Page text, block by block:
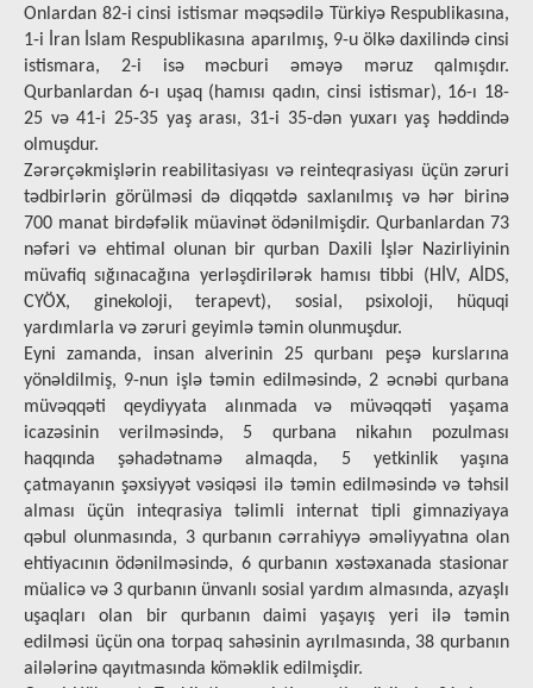
Onlardan 82-i cinsi istismar məqsədilə Türkiyə Respublikasına,
1-i İran İslam Respublikasına aparılmış, 9-u ölkə daxilində cinsi
istismara, 2-i isə məcburi əməyə məruz qalmışdır.
Qurbanlardan 6-ı uşaq (hamısı qadın, cinsi istismar), 16-ı 18-
25 və 41-i 25-35 yaş arası, 31-i 35-dən yuxarı yaş həddində
olmuşdur.
Zərərçəkmişlərin reabilitasiyası və reinteqrasiyası üçün zəruri
tədbirlərin görülməsi də diqqətdə saxlanılmış və hər birinə
700 manat birdəfəlik müavinət ödənilmişdir. Qurbanlardan 73
nəfəri və ehtimal olunan bir qurban Daxili İşlər Nazirliyinin
müvafiq sığınacağına yеrləşdirilərək hamısı tibbi (HİV, AİDS,
CYÖX, ginekoloji, terapevt), sosial, psixoloji, hüquqi
yardımlarla və zəruri geyimlə təmin olunmuşdur.
Eyni zamanda, insan alverinin 25 qurbanı pеşə kurslаrınа
yönəldilmiş, 9-nun işlə təmin еdilməsində, 2 əcnəbi qurbana
müvəqqəti qeydiyyata alınmada və müvəqqəti yaşama
icazəsinin verilməsində, 5 qurbana nikahın pozulması
haqqında şəhadətnamə almaqda, 5 yetkinlik yaşına
çatmayanın şəxsiyyət vəsiqəsi ilə təmin edilməsində və təhsil
alması üçün inteqrasiya təlimli internat tipli gimnaziyaya
qəbul olunmasında, 3 qurbanın cərrahiyyə əməliyyatına olan
ehtiyacının ödənilməsində, 6 qurbanın xəstəxanada stasionar
müalicə və 3 qurbanın ünvanlı sosial yardım almasında, azyaşlı
uşaqları olan bir qurbanın daimi yaşayış yeri ilə təmin
edilməsi üçün ona torpaq sahəsinin ayrılmasında, 38 qurbanın
аilələrinə qаyıtmasında köməklik еdilmişdir.